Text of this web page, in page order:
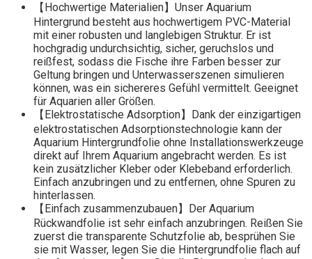
【Hochwertige Materialien】Unser Aquarium
Hintergrund besteht aus hochwertigem PVC-Material
mit einer robusten und langlebigen Struktur. Er ist
hochgradig undurchsichtig, sicher, geruchslos und
reißfest, sodass die Fische ihre Farben besser zur
Geltung bringen und Unterwasserszenen simulieren
können, was ein sichereres Gefühl vermittelt. Geeignet
für Aquarien aller Größen.
【Elektrostatische Adsorption】Dank der einzigartigen
elektrostatischen Adsorptionstechnologie kann der
Aquarium Hintergrundfolie ohne Installationswerkzeuge
direkt auf Ihrem Aquarium angebracht werden. Es ist
kein zusätzlicher Kleber oder Klebeband erforderlich.
Einfach anzubringen und zu entfernen, ohne Spuren zu
hinterlassen.
【Einfach zusammenzubauen】Der Aquarium
Rückwandfolie ist sehr einfach anzubringen. Reißen Sie
zuerst die transparente Schutzfolie ab, besprühen Sie
sie mit Wasser, legen Sie die Hintergrundfolie flach auf